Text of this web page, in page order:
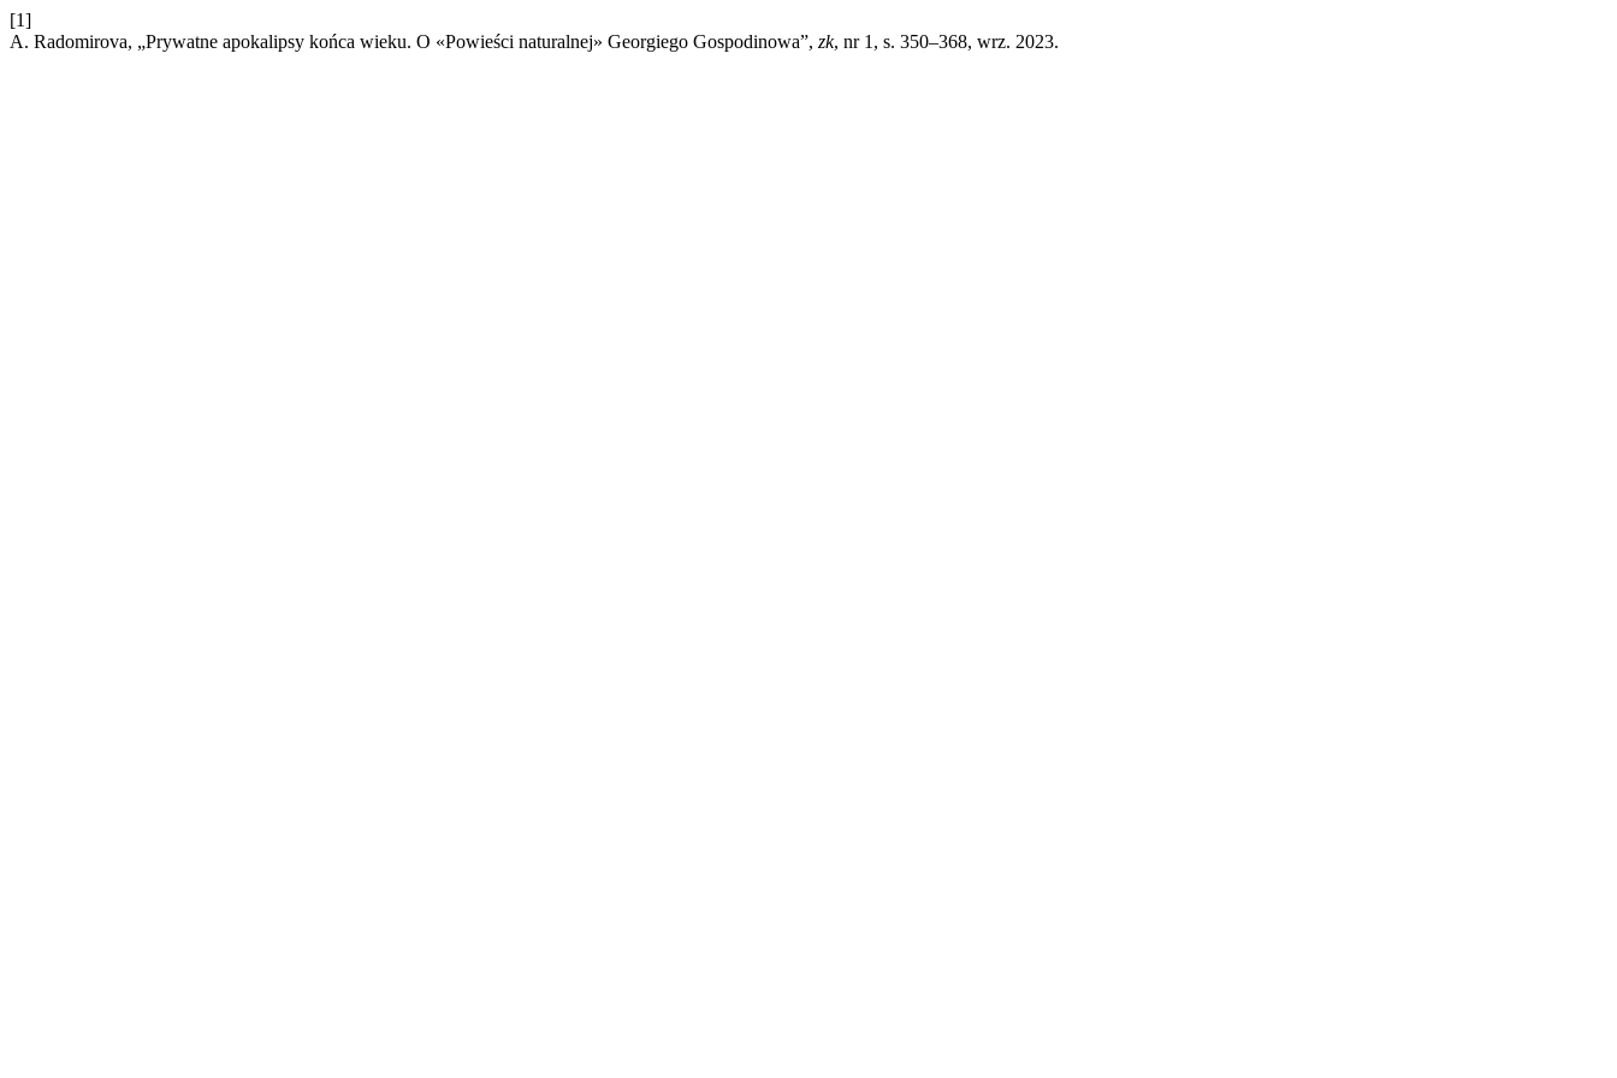
[1]
A. Radomirova, „Prywatne apokalipsy końca wieku. O «Powieści naturalnej» Georgiego Gospodinowa”, zk, nr 1, s. 350–368, wrz. 2023.